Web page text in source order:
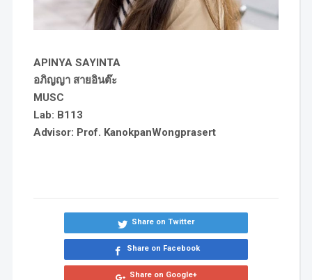
APINYA SAYINTA
อภิญญา สายอินต๊ะ
MUSC
Lab: B113
Advisor: Prof. KanokpanWongprasert
Share on Twitter
Share on Facebook
Share on Google+